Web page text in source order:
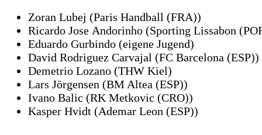
Zoran Lubej (Paris Handball (FRA))
Ricardo Jose Andorinho (Sporting Lissabon
Eduardo Gurbindo (eigene Jugend)
David Rodriguez Carvajal (FC Barcelona (ESP))
Demetrio Lozano (THW Kiel)
Lars Jörgensen (BM Altea (ESP))
Ivano Balic (RK Metkovic (CRO))
Kasper Hvidt (Ademar Leon (ESP))